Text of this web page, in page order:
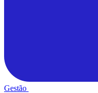
Gestão